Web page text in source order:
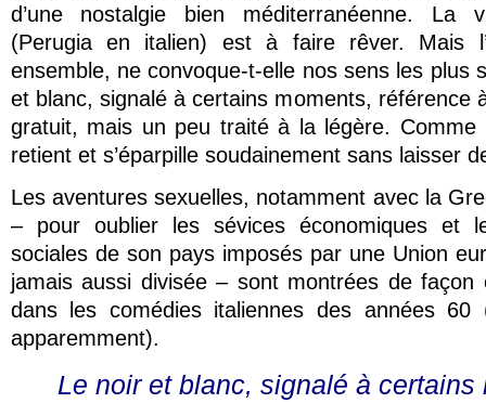
d’une nostalgie bien méditerranéenne. La
(Perugia en italien) est à faire rêver. Mais
ensemble, ne convoque-t-elle nos sens les plus
et blanc, signalé à certains moments, référence
gratuit, mais un peu traité à la légère. Comme
retient et s’éparpille soudainement sans laisser
Les aventures sexuelles, notamment avec la
– pour oublier les sévices économiques et
sociales de son pays imposés par une Union
jamais aussi divisée – sont montrées de façon
dans les comédies italiennes des années 60
apparemment).
Le noir et blanc, signalé à certains